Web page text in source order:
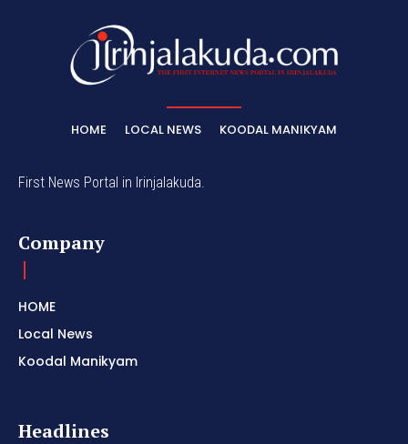
HOME LOCAL NEWS KOODAL MANIKYAM
First News Portal in Irinjalakuda.
Company
HOME
Local News
Koodal Manikyam
Headlines